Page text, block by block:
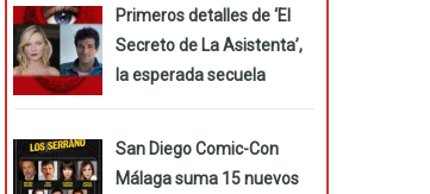
Primeros detalles de ‘El
Secreto de La Asistenta’,
la esperada secuela
San Diego Comic-Con
Málaga suma 15 nuevos